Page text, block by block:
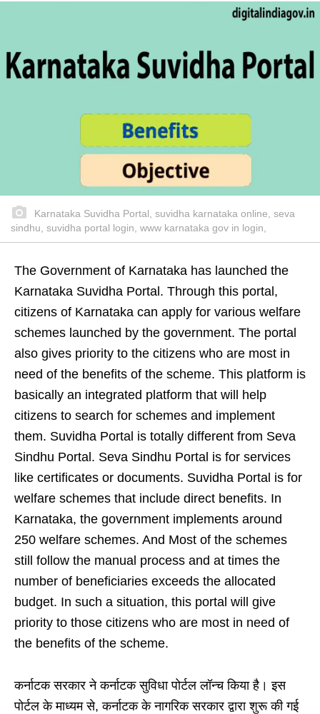
Karnataka Suvidha Portal, suvidha karnataka online, seva
sindhu, suvidha portal login, www karnataka gov in login,
The Government of Karnataka has launched the
Karnataka Suvidha Portal. Through this portal,
citizens of Karnataka can apply for various welfare
schemes launched by the government. The portal
also gives priority to the citizens who are most in
need of the benefits of the scheme. This platform is
basically an integrated platform that will help
citizens to search for schemes and implement
them. Suvidha Portal is totally different from Seva
Sindhu Portal. Seva Sindhu Portal is for services
like certificates or documents. Suvidha Portal is for
welfare schemes that include direct benefits. In
Karnataka, the government implements around
250 welfare schemes. And Most of the schemes
still follow the manual process and at times the
number of beneficiaries exceeds the allocated
budget. In such a situation, this portal will give
priority to those citizens who are most in need of
the benefits of the scheme.
कर्नाटक सरकार ने कर्नाटक सुविधा पोर्टल लॉन्च किया है। इस
पोर्टल के माध्यम से, कर्नाटक के नागरिक सरकार द्वारा शुरू की गई